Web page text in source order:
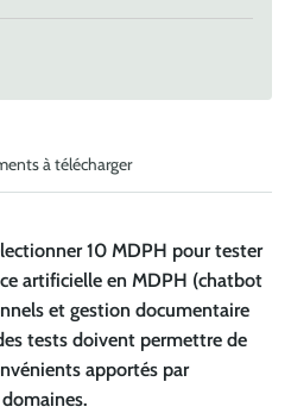
à télécharger
10 MDPH pour tester
artificielle en MDPH (chatbot
et gestion documentaire
tests doivent permettre de
apportés par
domaines.